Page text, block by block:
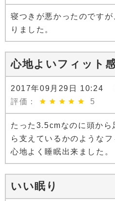
寝つきが悪かったのです
りました。
心地よいフィット
2017年09月29日 10:24
評価：
5
たった3.5cmなのに頭から
ら支えているかのようなフ
心地よく睡眠出来ました。
いい眠り